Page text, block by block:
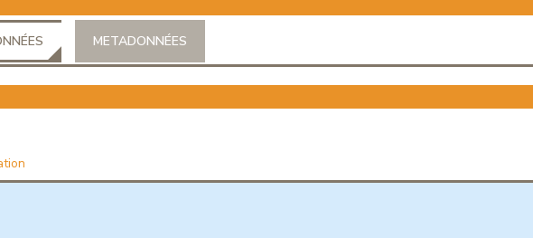
METADONNÉES